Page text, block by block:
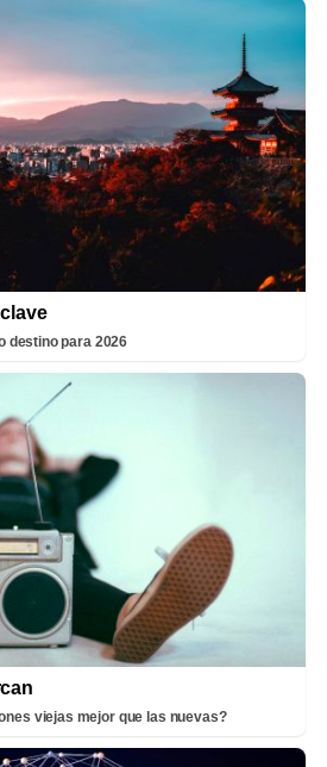
destino para 2026
viejas mejor que las nuevas?